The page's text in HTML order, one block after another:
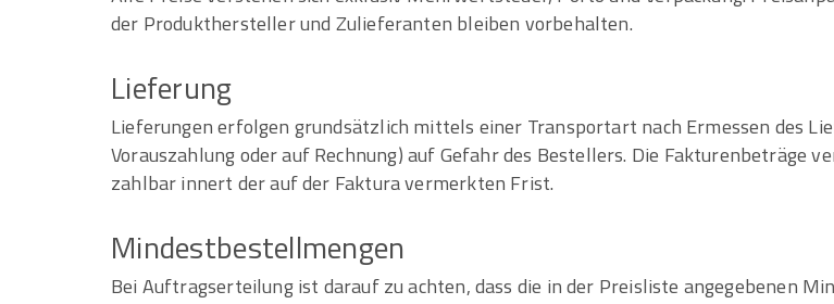
der Produkthersteller und Zulieferanten bleiben vorbehalten.
Lieferung
Lieferungen erfolgen grundsätzlich mittels einer Transportart nach Ermessen des
Vorauszahlung oder auf Rechnung) auf Gefahr des Bestellers. Die Fakturenbeträge
zahlbar innert der auf der Faktura vermerkten Frist.
Mindestbestellmengen
Bei Auftragserteilung ist darauf zu achten, dass die in der Preisliste angegebenen